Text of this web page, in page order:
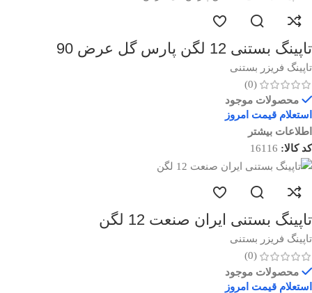
تاپینگ بستنی 12 لگن پارس گل عرض 90
تاپینگ فریزر بستنی
(0)
محصولات موجود
استعلام قیمت امروز
اطلاعات بیشتر
کد کالا: 16116
تاپینگ بستنی ایران صنعت 12 لگن
تاپینگ فریزر بستنی
(0)
محصولات موجود
استعلام قیمت امروز